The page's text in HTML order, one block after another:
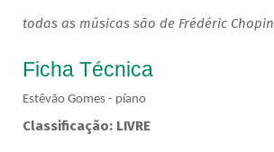
todas as músicas são de Frédéric Chopin
Ficha Técnica
Estêvão Gomes - píano
Classificação: LIVRE